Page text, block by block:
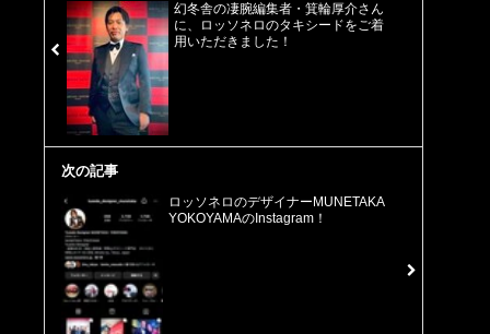
幻冬舎の凄腕編集者・箕輪厚介さん
に、ロッソネロのタキシードをご着
用いただきました！
次の記事
ロッソネロのデザイナーMUNETAKA
YOKOYAMAのInstagram！